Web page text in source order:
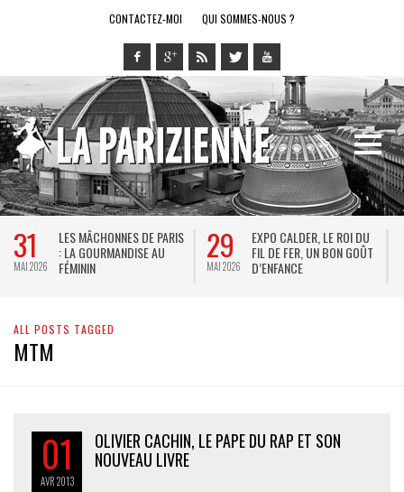
CONTACTEZ-MOI QUI SOMMES-NOUS ?
31
MAI 2026
LES MÂCHONNES DE PARIS
: LA GOURMANDISE AU
FÉMININ
29
MAI 2026
EXPO CALDER, LE ROI DU
FIL DE FER, UN BON GOÛT
D’ENFANCE
ALL POSTS TAGGED
MTM
01
AVR2013
OLIVIER CACHIN, LE PAPE DU RAP ET SON
NOUVEAU LIVRE